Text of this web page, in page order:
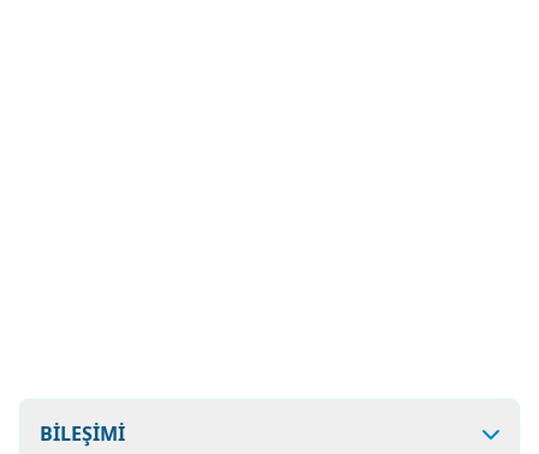
BİLEŞİMİ